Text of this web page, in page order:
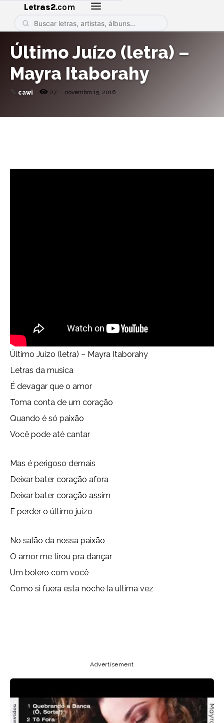
Letras2.com
Último Juízo (letra) –
Mayra Itaborahy
cawi 27 novembro 15, 2016
Último Juízo (letra) – Mayra Itaborahy
Letras da musica
É devagar que o amor
Toma conta de um coração
Quando é só paixão
Você pode até cantar
Mas é perigoso demais
Deixar bater coração afora
Deixar bater coração assim
E perder o último juízo
No salão da nossa paixão
O amor me tirou pra dançar
Um bolero com você
Como si fuera esta noche la ultima vez
Advertisement